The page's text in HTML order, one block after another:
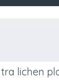
lichen